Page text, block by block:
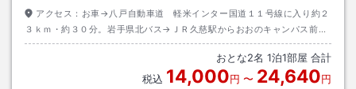
アクセス： お車→八戸自動車道 軽米インター国道１１号線に入り約２
３ｋｍ・約３０分。岩手県北バス→ＪＲ久慈駅からおおのキャンパス前ま
で約４４分。
おとな2名 1泊1部屋 合計
税込 14,000円 〜 24,640円